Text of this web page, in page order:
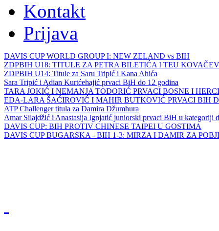
Kontakt
Prijava
DAVIS CUP WORLD GROUP I: NEW ZELAND vs BIH
ZDPBIH U18: TITULE ZA PETRA BILETIĆA I TEU
ZDPBIH U14: Titule za Saru Tripić i Kana Ahića
Sara Tripić i Adian Kurtćehajić prvaci BiH do 12 godina
TARA JOKIĆ I NEMANJA TODORIĆ PRVACI BOSNE I
EDA-LARA ŠAĆIROVIĆ I MAHIR BUTKOVIĆ PRVACI BIH
ATP Challenger titula za Damira Džumhura
Amar Silajdžić i Anastasija Ignjatić juniorski prvaci BiH u kategoriji
DAVIS CUP: BIH PROTIV CHINESE TAIPEI U GOSTIMA
DAVIS CUP BUGARSKA - BIH 1-3: MIRZA I DAMIR ZA